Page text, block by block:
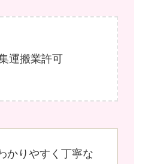
運搬業許可
かりやすく丁寧な